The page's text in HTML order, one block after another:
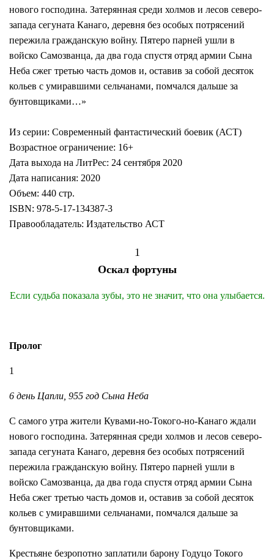
нового господина. Затерянная среди холмов и лесов северо-
запада сегуната Канаго, деревня без особых потрясений
пережила гражданскую войну. Пятеро парней ушли в
войско Самозванца, да два года спустя отряд армии Сына
Неба сжег третью часть домов и, оставив за собой десяток
кольев с умиравшими сельчанами, помчался дальше за
бунтовщиками…»
Из серии: Современный фантастический боевик (АСТ)
Возрастное ограничение: 16+
Дата выхода на ЛитРес: 24 сентября 2020
Дата написания: 2020
Объем: 440 стр.
ISBN: 978-5-17-134387-3
Правообладатель: Издательство АСТ
1
Оскал фортуны
Если судьба показала зубы, это не значит, что она улыбается.
Пролог
1
6 день Цапли, 955 год Сына Неба
С самого утра жители Кувами-но-Токого-но-Канаго ждали
нового господина. Затерянная среди холмов и лесов северо-
запада сегуната Канаго, деревня без особых потрясений
пережила гражданскую войну. Пятеро парней ушли в
войско Самозванца, да два года спустя отряд армии Сына
Неба сжег третью часть домов и, оставив за собой десяток
кольев с умиравшими сельчанами, помчался дальше за
бунтовщиками.
Крестьяне безропотно заплатили барону Годуцо Токого